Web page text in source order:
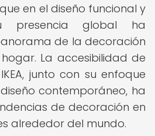
en el diseño funcional y
presencia global ha
de la decoración
La accesibilidad de
junto con su enfoque
contemporáneo, ha
de decoración en
alrededor del mundo.